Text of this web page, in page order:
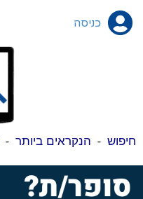
כניסה
חיפוש - הנקראים ביותר -